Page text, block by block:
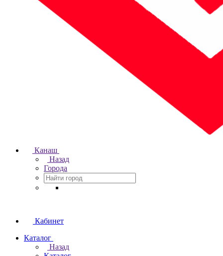
Канаш
Назад
Города
Кабинет
Каталог
Назад